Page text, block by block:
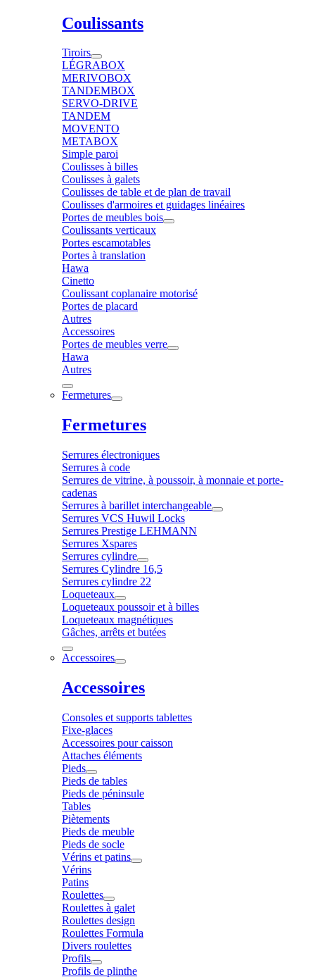
Coulissants
Tiroirs
LÉGRABOX
MERIVOBOX
TANDEMBOX
SERVO-DRIVE
TANDEM
MOVENTO
METABOX
Simple paroi
Coulisses à billes
Coulisses à galets
Coulisses de table et de plan de travail
Coulisses d'armoires et guidages linéaires
Portes de meubles bois
Coulissants verticaux
Portes escamotables
Portes à translation
Hawa
Cinetto
Coulissant coplanaire motorisé
Portes de placard
Autres
Accessoires
Portes de meubles verre
Hawa
Autres
Fermetures
Fermetures
Serrures électroniques
Serrures à code
Serrures de vitrine, à poussoir, à monnaie et porte-
cadenas
Serrures à barillet interchangeable
Serrures VCS Huwil Locks
Serrures Prestige LEHMANN
Serrures Xspares
Serrures cylindre
Serrures Cylindre 16,5
Serrures cylindre 22
Loqueteaux
Loqueteaux poussoir et à billes
Loqueteaux magnétiques
Gâches, arrêts et butées
Accessoires
Accessoires
Consoles et supports tablettes
Fixe-glaces
Accessoires pour caisson
Attaches éléments
Pieds
Pieds de tables
Pieds de péninsule
Tables
Piètements
Pieds de meuble
Pieds de socle
Vérins et patins
Vérins
Patins
Roulettes
Roulettes à galet
Roulettes design
Roulettes Formula
Divers roulettes
Profils
Profils de plinthe